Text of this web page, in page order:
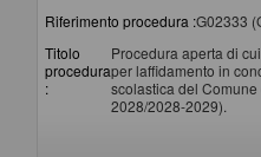
Riferimento procedura :G02333
Titolo
procedura
:
Procedura aperta di
per laffidamento in
scolastica del
2028/2028-2029).